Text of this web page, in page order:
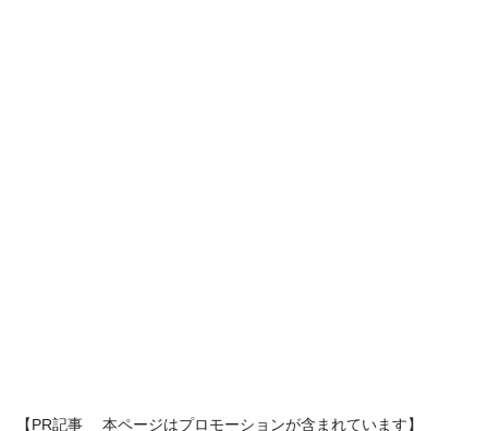
【PR記事 本ページはプロモーションが含まれています】